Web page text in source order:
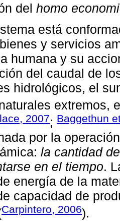
del homo
está
y servicios
humana y su
del caudal de
hidrológicos, el
extremos,
2007; Baggethun
por la
la cantidad
en el tiempo.
energía de la
capacidad de
Carpintero, 2006).